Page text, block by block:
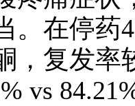
。在停药
，复发率
vs